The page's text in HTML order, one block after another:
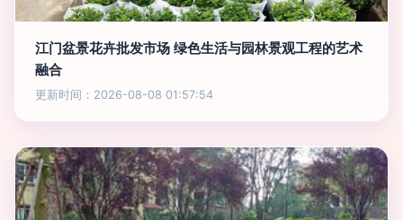
江门盆景花卉批发市场 绿色生活与园林景观工程的艺术
融合
更新时间：2026-08-08 01:57:54